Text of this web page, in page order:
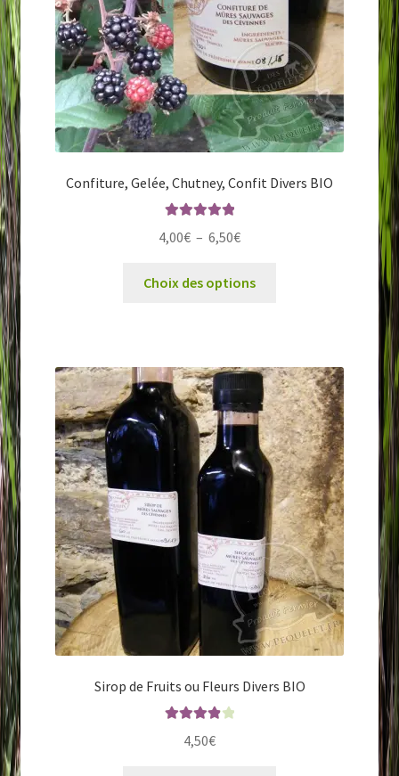
Confiture, Gelée, Chutney, Confit Divers BIO
4,00€ – 6,50€Plage
prix :
Choix des options
Les
options
peuvent
être
choisies
sur
la
page
du
produit
Sirop de Fruits ou Fleurs Divers BIO
sur 5
4,50€